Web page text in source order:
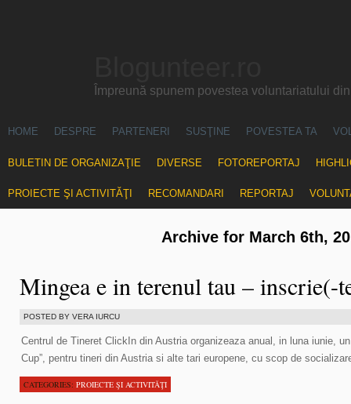
Împreună spunem povestea voluntariatului
HOME DESPRE PARTENERI SUSŢINE POVESTEA TA
BULETIN DE ORGANIZAŢIE DIVERSE FOTOREPORTAJ
PROIECTE ŞI ACTIVITĂŢI RECOMANDARI REPORTAJ
Archive for March 6th,
Mingea e in terenul tau – inscrie(-
POSTED BY VERA IURCU
Centrul de Tineret ClickIn din Austria organizeaza anual, in luna iunie,
Cup”, pentru tineri din Austria si alte tari europene, cu scop de
CATEGORIES: PROIECTE ŞI ACTIVITĂŢI